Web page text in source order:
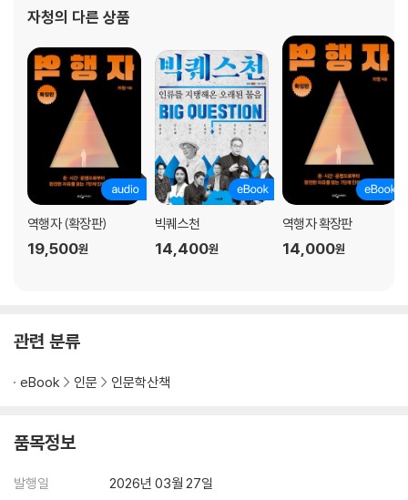
BUTTON 4. 생체 시계의 지배자, 햇빛
아침 15분이 24시간을 결정한다
BUTTON 5. 원시인 모드의 핵심, 걷기
보더콜리에게 2시간, 인간에게는 몇 시간?
BUTTON 6. 영양의 본질
뇌는 칼로리를 세지 않는다. 영양을 센다
LEVEL 2: 성장
원시인의 야생성을 되찾은 법
몸이 강해지면 뇌는 평온해진다
사냥감을 쫓지 않는 원시인은 병든다
LEVEL 3: 연결
원시인이 혼자인 법은 없다
유튜브에 끊임없이
자청의 다른 상품
역행자 (확장판)
19,500원
빅퀘스천
14,400원
역행자 확장판
14,000원
관련 분류
eBook 인문 인문학산책
품목정보
발행일
2026년 03월 27일